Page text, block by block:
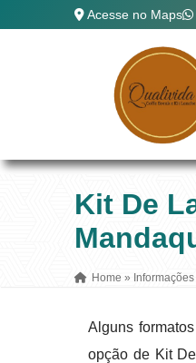
Acesse no Maps
Kit De
Home » Informações
Alguns
opção de Kit